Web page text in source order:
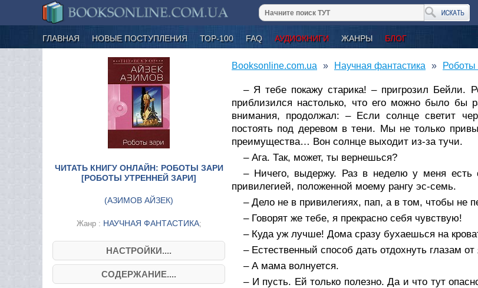
ГЛАВНАЯ НОВЫЕ ПОСТУПЛЕНИЯ ТОР-100 FAQ АУДИОКНИГИ ЖАНРЫ БЛОГ
ЧИТАТЬ КНИГУ ОНЛАЙН: РОБОТЫ ЗАРИ
[РОБОТЫ УТРЕННЕЙ ЗАРИ]
(АЗИМОВ АЙЗЕК)
Жанр : НАУЧНАЯ ФАНТАСТИКА;
НАСТРОЙКИ....
СОДЕРЖАНИЕ....
Booksonline.com.ua Научная фантастика Роботы
– Я тебе покажу старика! – пригрозил Бейли.
приблизился настолько, что его можно было бы
внимания, продолжал: – Если солнце светит
постоять под деревом в тени. Мы не только
преимущества… Вон солнце выходит из-за тучи.
– Ага. Так, может, ты вернешься?
– Ничего, выдержу. Раз в неделю у меня
привилегией, положенной моему рангу эс-семь.
– Дело не в привилегиях, пап, а в том, чтобы не
– Говорят же тебе, я прекрасно себя чувствую!
– Куда уж лучше! Дома сразу бухаешься на
– Естественный способ дать отдохнуть глазам от
– А мама волнуется.
– И пусть. Ей только полезно. Да и что тут